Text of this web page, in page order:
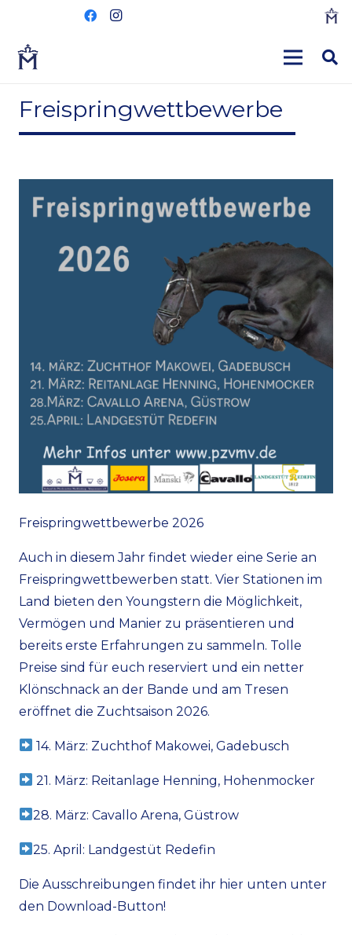
Freispringwettbewerbe
Freispringwettbewerbe 2026
Auch in diesem Jahr findet wieder eine Serie an
Freispringwettbewerben statt. Vier Stationen im
Land bieten den Youngstern die Möglichkeit,
Vermögen und Manier zu präsentieren und
bereits erste Erfahrungen zu sammeln. Tolle
Preise sind für euch reserviert und ein netter
Klönschnack an der Bande und am Tresen
eröffnet die Zuchtsaison 2026.
14. März: Zuchthof Makowei, Gadebusch
21. März: Reitanlage Henning, Hohenmocker
28. März: Cavallo Arena, Güstrow
25. April: Landgestüt Redefin
Die Ausschreibungen findet ihr hier unten unter
den Download-Button!